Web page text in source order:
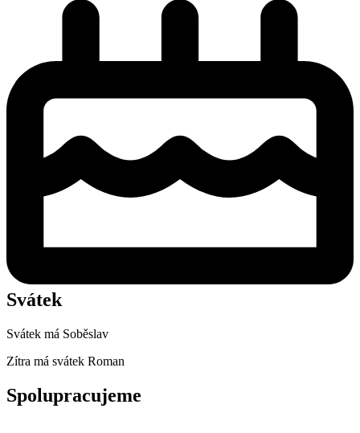
Svátek
Svátek má Soběslav
Zítra má svátek Roman
Spolupracujeme